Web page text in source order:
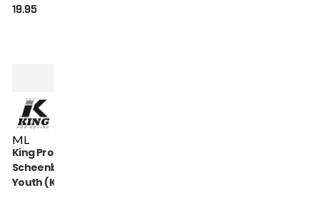
19.95
ML
King Pro Boxing
Scheenbeschermers
Youth (KPB SG